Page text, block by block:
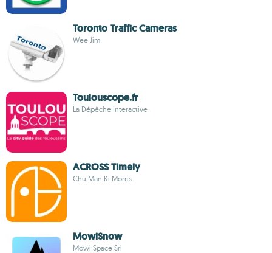
Toronto Traffic Cameras
Wee Jim
Toulouscope.fr
La Dépêche Interactive
ACROSS Timely
Chu Man Ki Morris
MowiSnow
Mowi Space Srl